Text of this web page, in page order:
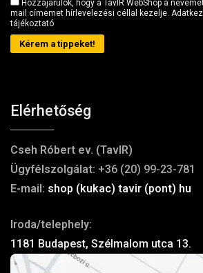
Hozzájárulok, hogy a TavIR WebShop a
mail címemet hírlevelezési céllal kezelje.
tájékoztató
Kérem a tippeket!
Elérhetőség
Cseh Róbert ev. (TavIR)
Ügyfélszolgálat: +36 (20) 99-23-781
E-mail: shop (kukac) tavir (pont) hu
Iroda/telephely:
1181 Budapest, Szélmalom utca 13.